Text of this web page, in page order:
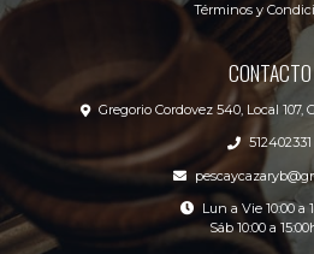
Términos y
CONTACTO
Gregorio Cordovez 540, Local 107,
512402331
Lun a Vie 10:00 a
Sáb 10:00 a